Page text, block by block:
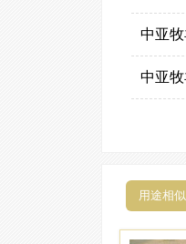
中亚
中亚
用途相